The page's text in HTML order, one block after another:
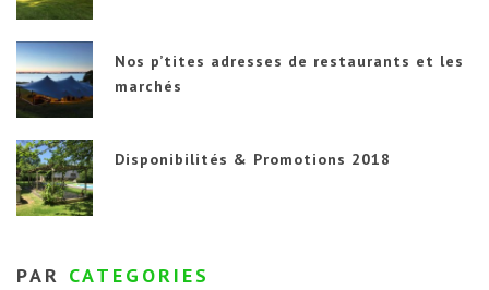
Nos p’tites adresses de restaurants et les
marchés
Disponibilités & Promotions 2018
PAR CATEGORIES